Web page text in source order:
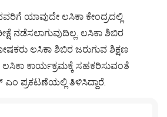
ಯಾವುದೇ ಲಸಿಕಾ ಕೇಂದ್ರದಲ್ಲಿ
ನಡೆಸಲಾಗುವುದಿಲ್ಲ. ಲಸಿಕಾ ಶಿಬಿರ
ಲಸಿಕಾ ಶಿಬಿರ ಜರುಗುವ ಶಿಕ್ಷಣ
ಲಸಿಕಾ ಕಾರ್ಯಕ್ರಮಕ್ಕೆ ಸಹಕರಿಸುವಂತೆ
ಎಂ ಪ್ರಕಟಣೆಯಲ್ಲಿ ತಿಳಿಸಿದ್ದಾರೆ.